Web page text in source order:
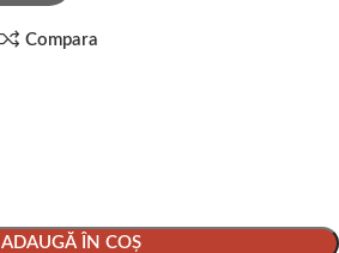
Compara
ADAUGĂ ÎN COȘ